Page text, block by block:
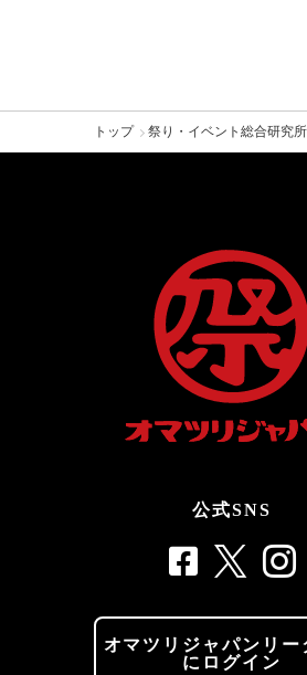
トップ 祭り・イベント総合研究所
公式SNS
オマツリジャパンリー
にログイン